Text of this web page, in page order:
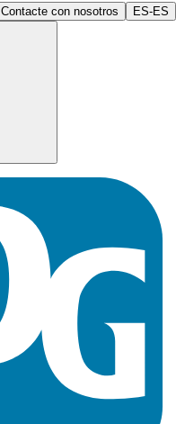
Contacte con nosotros ES-ES